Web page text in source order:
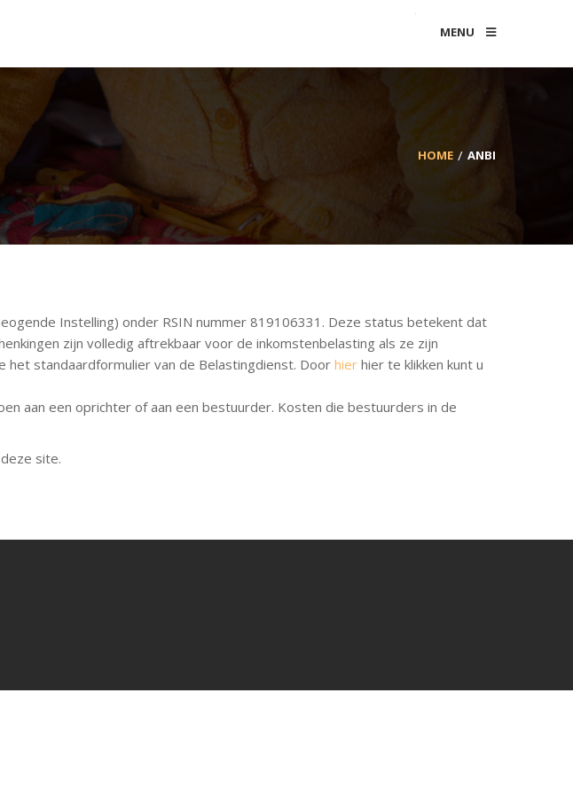
MENU
HOME ANBI
Instelling) onder RSIN nummer 819106331. Deze status betekent dat
zijn volledig aftrekbaar voor de inkomstenbelasting als ze zijn
standaardformulier van de Belastingdienst. Doorhier hier te klikken kunt u
aan een oprichter of aan een bestuurder. Kosten die bestuurders in de
site.